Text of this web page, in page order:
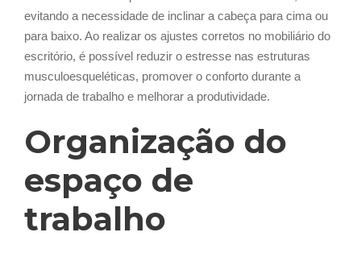
evitando a necessidade de inclinar a cabeça para cima ou
para baixo. Ao realizar os ajustes corretos no mobiliário do
escritório, é possível reduzir o estresse nas estruturas
musculoesqueléticas, promover o conforto durante a
jornada de trabalho e melhorar a produtividade.
Organização do
espaço de
trabalho